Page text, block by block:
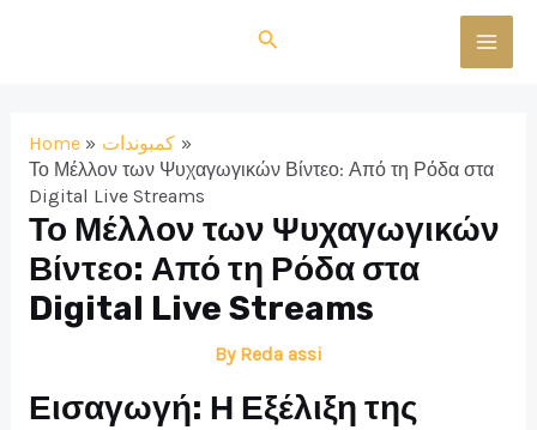
Search
Home
كمبوندات
Το Μέλλον των Ψυχαγωγικών Βίντεο: Από τη Ρόδα στα
Digital Live Streams
Το Μέλλον των Ψυχαγωγικών
Βίντεο: Από τη Ρόδα στα
Digital Live Streams
By Reda assi
Εισαγωγή: Η Εξέλιξη της